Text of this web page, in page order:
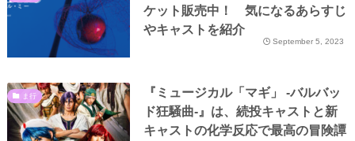
ケット販売中！ 気になるあらすじ
やキャストを紹介
September 5, 2023
ま行
『ミュージカル「マギ」 ‐バルバッ
ド狂騒曲-』は、続投キャストと新
キャストの化学反応で最高の冒険譚